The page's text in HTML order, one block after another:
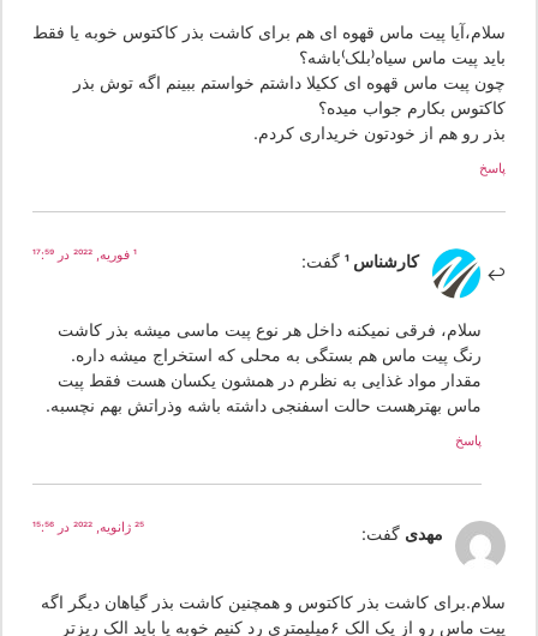
پیت ماس قهوه ای هم برای کاشت بذر کاکتوس خوبه یا فقط
پیت ماس سیاه(بلک)باشه؟
پیت ماس قهوه ای ککیلا داشتم خواستم ببینم اگه توش بذر
بکارم جواب میده؟
رو هم از خودتون خریداری کردم.
کارشناس 1 گفت:
سلام، فرقی نمیکنه داخل هر نوع پیت ماسی میشه بذر کاشت
رنگ پیت ماس هم بستگی به محلی که استخراج میشه داره.
مقدار مواد غذایی به نظرم در همشون یکسان هست فقط پیت
ماس بهترهست حالت اسفنجی داشته باشه وذراتش بهم نچسبه.
مهدی گفت:
کاشت بذر کاکتوس و همچنین کاشت بذر گیاهان دیگر اگه
پیت ماس رو از یک الک ۶میلیمتری رد کنیم خوبه یا باید الک ریزتر